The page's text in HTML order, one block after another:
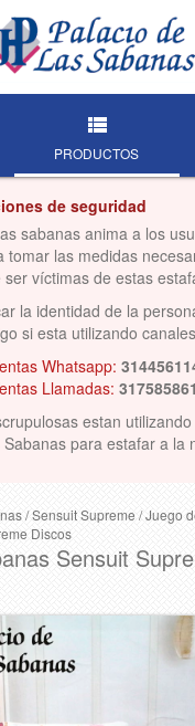
PRODUCTOS
de seguridad
sabanas anima a los
tomar las medidas
víctimas de estas
la identidad de la
si esta utilizando
Whatsapp:
Llamadas:
estan
para estafar a la
/Sensuit Supreme /Juego
Discos
Sensuit